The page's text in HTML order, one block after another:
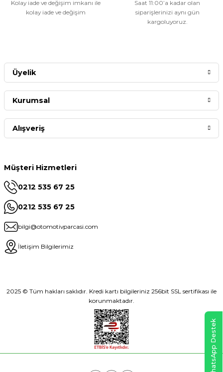
Kolay iade ve değişim imkanı ile
kolay iade ve değişim
Saat 11:00’a kadar olan
siparişlerinizi aynı gün
kargoluyoruz.
Müşteri Hizmetleri
0212 535 67 25
0212 535 67 25
bilgi@otomotivparcasi.com
İletişim Bilgilerimiz
Üyelik
Kurumsal
Alışveriş
2025 © Tüm hakları saklıdır. Kredi kartı bilgileriniz 256bit SSL sertifikası ile
korunmaktadır.
WhatsApp Destek